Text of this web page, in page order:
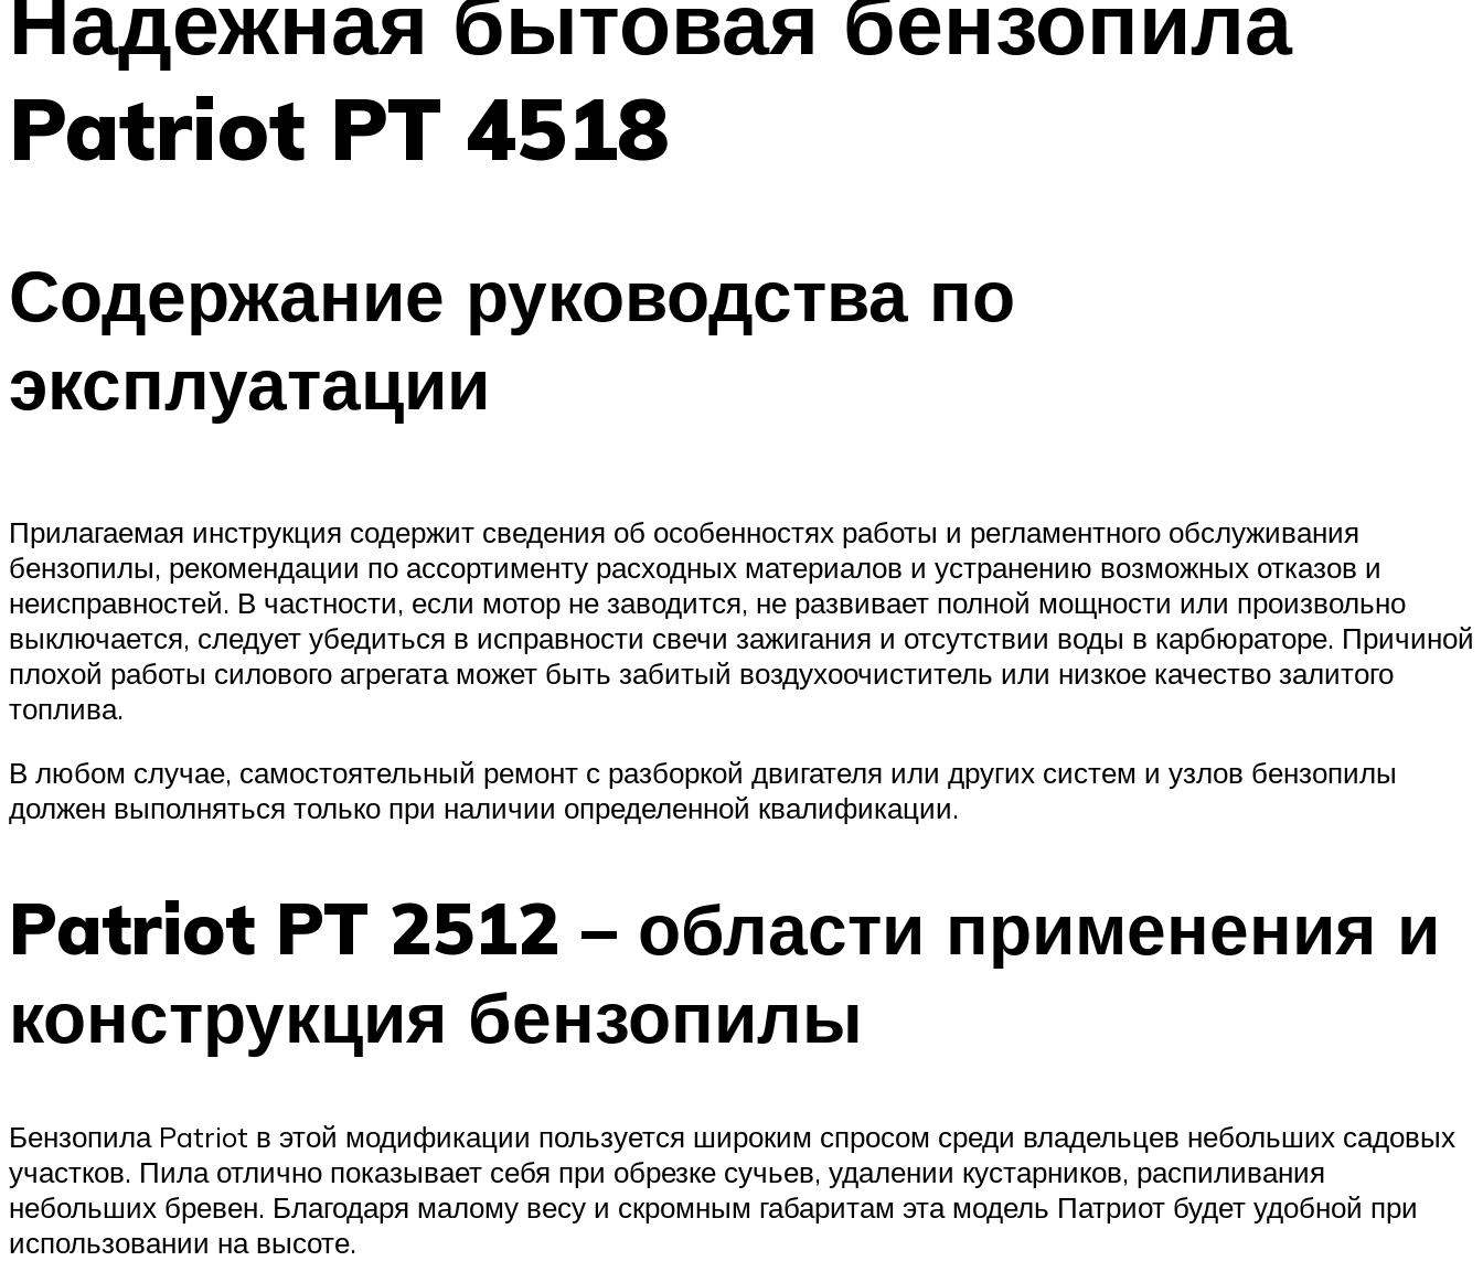
Надежная бытовая бензопила
Patriot PT 4518
Содержание руководства по
эксплуатации
Прилагаемая инструкция содержит сведения об особенностях работы и регламентного обслуживания
бензопилы, рекомендации по ассортименту расходных материалов и устранению возможных отказов и
неисправностей. В частности, если мотор не заводится, не развивает полной мощности или произвольно
выключается, следует убедиться в исправности свечи зажигания и отсутствии воды в карбюраторе. Причиной
плохой работы силового агрегата может быть забитый воздухоочиститель или низкое качество залитого
топлива.
В любом случае, самостоятельный ремонт с разборкой двигателя или других систем и узлов бензопилы
должен выполняться только при наличии определенной квалификации.
Patriot PT 2512 – области применения и
конструкция бензопилы
Бензопила Patriot в этой модификации пользуется широким спросом среди владельцев небольших садовых
участков. Пила отлично показывает себя при обрезке сучьев, удалении кустарников, распиливания
небольших бревен. Благодаря малому весу и скромным габаритам эта модель Патриот будет удобной при
использовании на высоте.